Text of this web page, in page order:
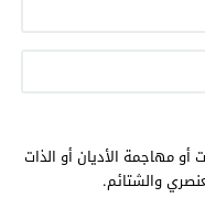
مهاجمة الأديان أو الذات
والشتائم.